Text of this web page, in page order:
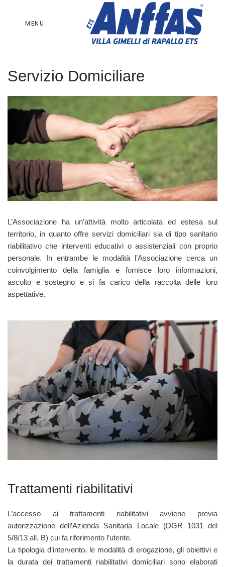
MENU
Servizio Domiciliare
L’Associazione ha un’attività molto articolata ed estesa sul
territorio, in quanto offre servizi domiciliari sia di tipo sanitario
riabilitativo che interventi educativi o assistenziali con proprio
personale. In entrambe le modalità l’Associazione cerca un
coinvolgimento della famiglia e fornisce loro informazioni,
ascolto e sostegno e si fa carico della raccolta delle loro
aspettative.
Trattamenti riabilitativi
L’accesso ai trattamenti riabilitativi avviene previa
autorizzazione dell’Azienda Sanitaria Locale (DGR 1031 del
5/8/13 all. B) cui fa riferimento l’utente.
La tipologia d’intervento, le modalità di erogazione, gli obiettivi e
la durata dei trattamenti riabilitativi domiciliari sono elaborati